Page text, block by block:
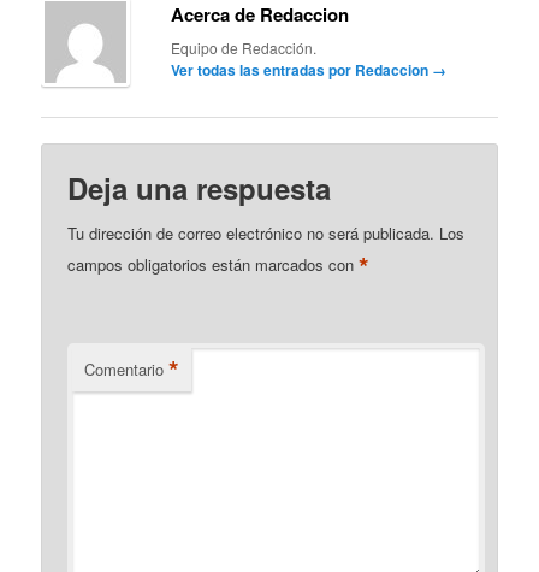
Acerca de Redaccion
Equipo de Redacción.
Ver todas las entradas por Redaccion →
Deja una respuesta
Tu dirección de correo electrónico no será publicada. Los
campos obligatorios están marcados con*
Comentario *